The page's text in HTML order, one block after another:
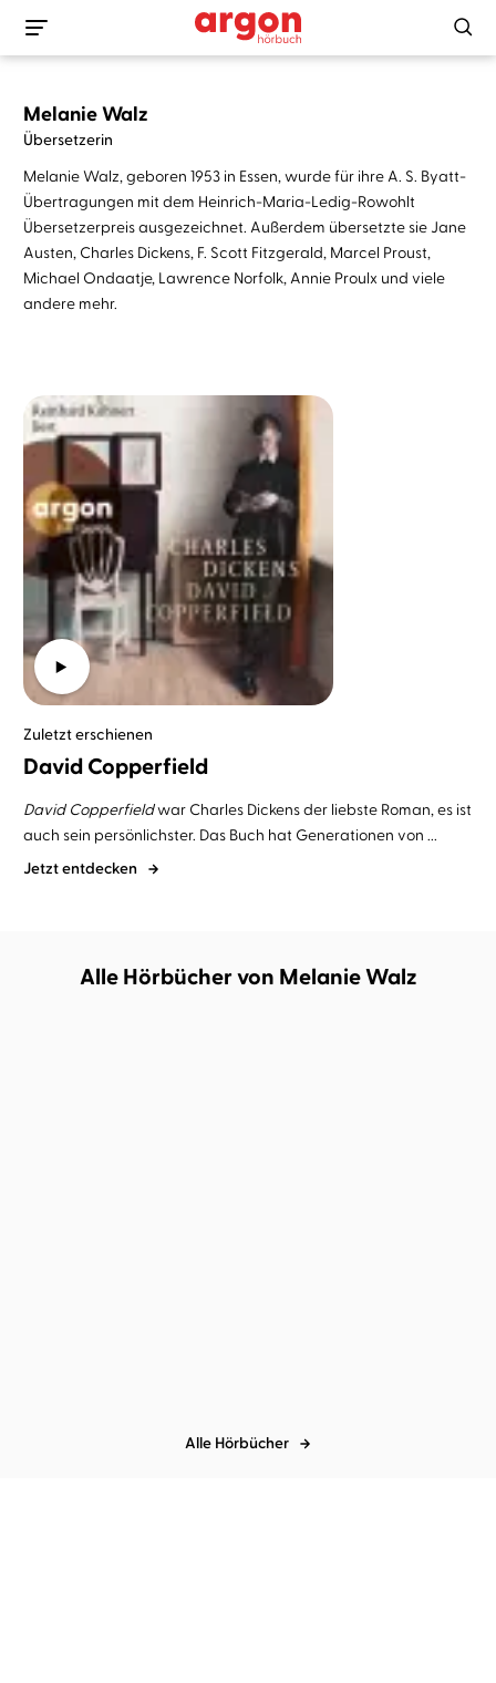
Melanie Walz
Übersetzerin
Melanie Walz, geboren 1953 in Essen, wurde für ihre A. S. Byatt-
Übertragungen mit dem Heinrich-Maria-Ledig-Rowohlt
Übersetzerpreis ausgezeichnet. Außerdem übersetzte sie Jane
Austen, Charles Dickens, F. Scott Fitzgerald, Marcel Proust,
Michael Ondaatje, Lawrence Norfolk, Annie Proulx und viele
andere mehr.
Zuletzt erschienen
David Copperfield
David Copperfieldwar Charles Dickens der liebste Roman, es ist
auch sein persönlichster. Das Buch hat Generationen von ...
Jetzt entdecken
Alle Hörbücher von Melanie Walz
Alle Hörbücher